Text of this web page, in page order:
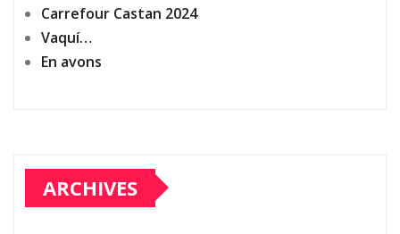
Carrefour Castan 2024
Vaquí…
En avons
ARCHIVES